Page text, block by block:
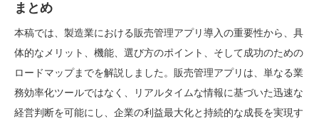
まとめ
本稿では、製造業における販売管理アプリ導入の重要性から、具
体的なメリット、機能、選び方のポイント、そして成功のための
ロードマップまでを解説しました。販売管理アプリは、単なる業
務効率化ツールではなく、リアルタイムな情報に基づいた迅速な
経営判断を可能にし、企業の利益最大化と持続的な成長を実現す